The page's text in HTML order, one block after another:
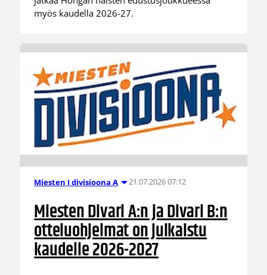
myös kaudella 2026-27.
Miesten I divisioona A 21.07.2026 07:12
Miesten Divari A:n ja Divari B:n
otteluohjelmat on julkaistu
kaudelle 2026-2027